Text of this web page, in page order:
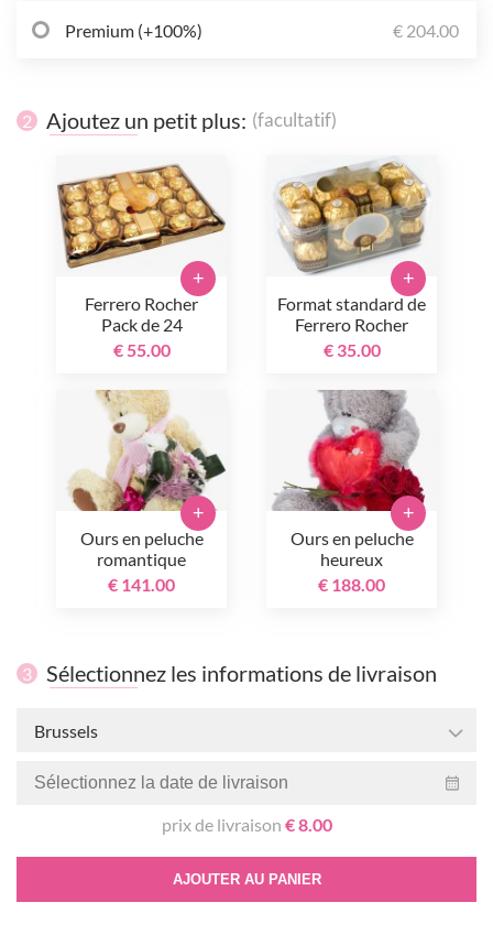
Premium (+100%) € 204.00
2 Ajoutez un petit plus: (facultatif)
Ferrero Rocher
Pack de 24
€ 55.00
+
Format standard de
Ferrero Rocher
€ 35.00
+
Ours en peluche
romantique
€ 141.00
+
Ours en peluche
heureux
€ 188.00
+
3 Sélectionnez les informations de livraison
Brussels
prix de livraison € 8.00
AJOUTER AU PANIER